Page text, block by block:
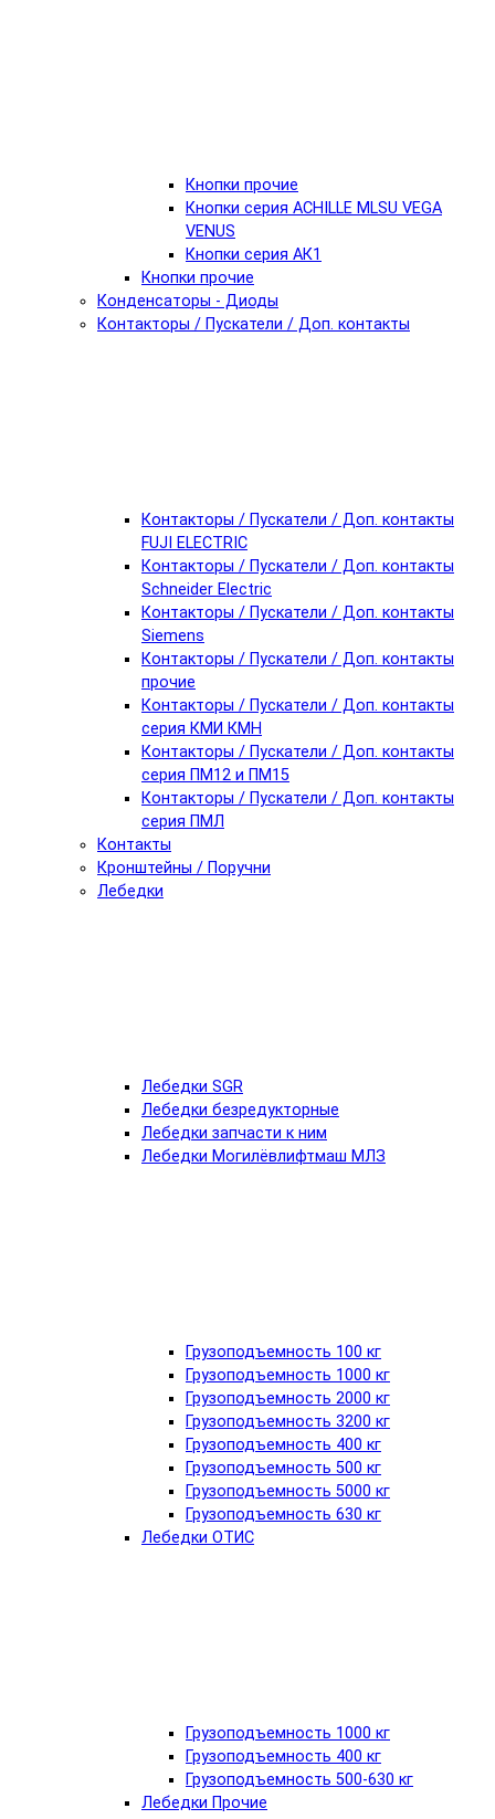
Кнопки прочие
Кнопки серия ACHILLE MLSU VEGA
VENUS
Кнопки серия АК1
Кнопки прочие
Конденсаторы - Диоды
Контакторы / Пускатели / Доп. контакты
Контакторы / Пускатели / Доп. контакты
FUJI ELECTRIC
Контакторы / Пускатели / Доп. контакты
Schneider Electric
Контакторы / Пускатели / Доп. контакты
Siemens
Контакторы / Пускатели / Доп. контакты
прочие
Контакторы / Пускатели / Доп. контакты
серия КМИ КМН
Контакторы / Пускатели / Доп. контакты
серия ПМ12 и ПМ15
Контакторы / Пускатели / Доп. контакты
серия ПМЛ
Контакты
Кронштейны / Поручни
Лебедки
Лебедки SGR
Лебедки безредукторные
Лебедки запчасти к ним
Лебедки Могилёвлифтмаш МЛЗ
Грузоподъемность 100 кг
Грузоподъемность 1000 кг
Грузоподъемность 2000 кг
Грузоподъемность 3200 кг
Грузоподъемность 400 кг
Грузоподъемность 500 кг
Грузоподъемность 5000 кг
Грузоподъемность 630 кг
Лебедки ОТИС
Грузоподъемность 1000 кг
Грузоподъемность 400 кг
Грузоподъемность 500-630 кг
Лебедки Прочие